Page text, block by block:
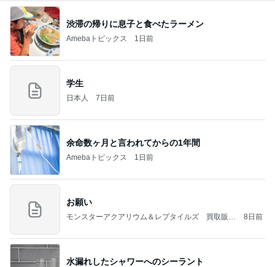
渋滞の帰りに息子と食べたラーメン
Amebaトピックス 1日前
学生
日本人 7日前
余命数ヶ月と言われてからの1年間
Amebaトピックス 1日前
お願い
モンスターアクアリウム＆レプタイルズ 買取販売
8日前
水漏れしたシャワーへのシーラント